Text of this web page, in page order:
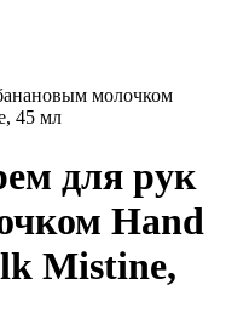
молочком
45 мл
для рук
Hand
Mistine,